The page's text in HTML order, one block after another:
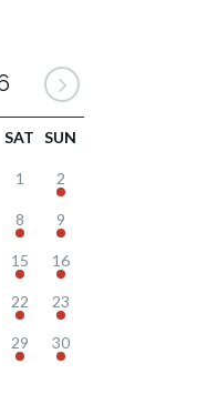
SAT SUN
1 2
8 9
15 16
22 23
29 30